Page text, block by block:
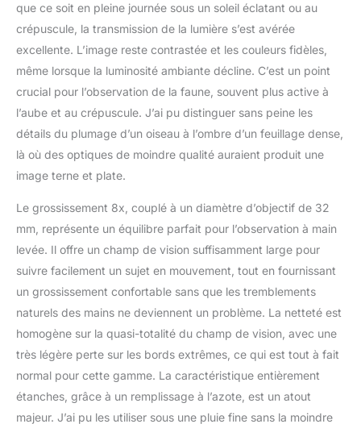
que ce soit en pleine journée sous un soleil éclatant ou au
crépuscule, la transmission de la lumière s’est avérée
excellente. L’image reste contrastée et les couleurs fidèles,
même lorsque la luminosité ambiante décline. C’est un point
crucial pour l’observation de la faune, souvent plus active à
l’aube et au crépuscule. J’ai pu distinguer sans peine les
détails du plumage d’un oiseau à l’ombre d’un feuillage dense,
là où des optiques de moindre qualité auraient produit une
image terne et plate.
Le grossissement 8x, couplé à un diamètre d’objectif de 32
mm, représente un équilibre parfait pour l’observation à main
levée. Il offre un champ de vision suffisamment large pour
suivre facilement un sujet en mouvement, tout en fournissant
un grossissement confortable sans que les tremblements
naturels des mains ne deviennent un problème. La netteté est
homogène sur la quasi-totalité du champ de vision, avec une
très légère perte sur les bords extrêmes, ce qui est tout à fait
normal pour cette gamme. La caractéristique entièrement
étanches, grâce à un remplissage à l’azote, est un atout
majeur. J’ai pu les utiliser sous une pluie fine sans la moindre